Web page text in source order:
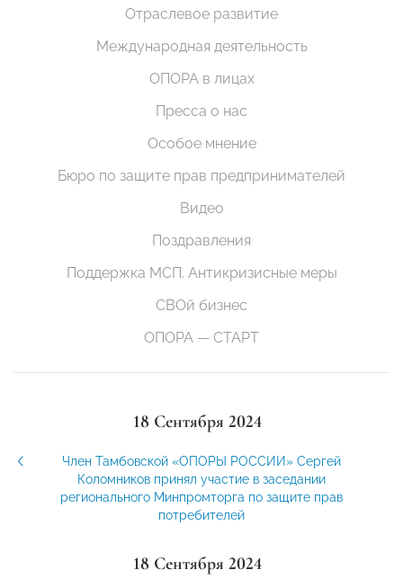
Отраслевое развитие
Международная деятельность
ОПОРА в лицах
Пресса о нас
Особое мнение
Бюро по защите прав предпринимателей
Видео
Поздравления
Поддержка МСП. Антикризисные меры
СВОй бизнес
ОПОРА — СТАРТ
18 Сентября 2024
Член Тамбовской «ОПОРЫ РОССИИ» Сергей
Коломников принял участие в заседании
регионального Минпромторга по защите прав
потребителей
18 Сентября 2024